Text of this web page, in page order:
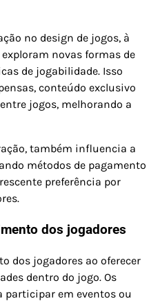
no design de jogos, à
novas formas de
de jogabilidade. Isso
conteúdo exclusivo
jogos, melhorando a
também influencia a
métodos de pagamento
preferência por
dos jogadores
dos jogadores ao oferecer
dentro do jogo. Os
participar em eventos ou